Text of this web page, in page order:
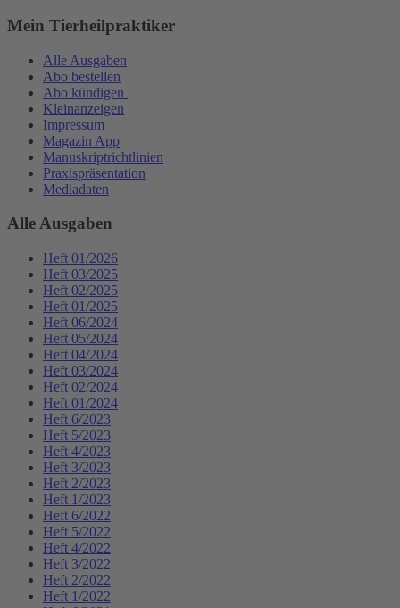
Mein Tierheilpraktiker
Alle Ausgaben
Abo bestellen
Abo kündigen
Kleinanzeigen
Impressum
Magazin App
Manuskriptrichtlinien
Praxispräsentation
Mediadaten
Alle Ausgaben
Heft 01/2026
Heft 03/2025
Heft 02/2025
Heft 01/2025
Heft 06/2024
Heft 05/2024
Heft 04/2024
Heft 03/2024
Heft 02/2024
Heft 01/2024
Heft 6/2023
Heft 5/2023
Heft 4/2023
Heft 3/2023
Heft 2/2023
Heft 1/2023
Heft 6/2022
Heft 5/2022
Heft 4/2022
Heft 3/2022
Heft 2/2022
Heft 1/2022